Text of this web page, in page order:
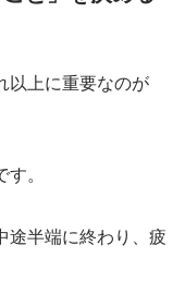
以上に重要なのが
。
途半端に終わり、疲